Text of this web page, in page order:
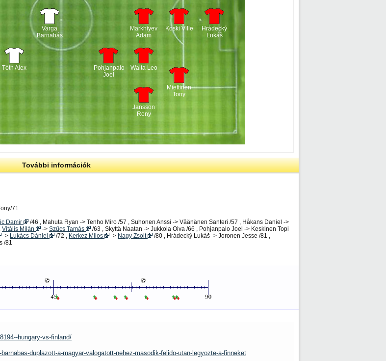
Tóth Alex
Varga
Barnabás
Hrádecký
Lukáš
Miettinen
Tony
Koski Ville
Jansson
Rony
Walta Leo
Markhiyev
Adam
Pohjanpalo
Joel
További információk
71
Damir
/46 , Mahuta Ryan -> Tenho Miro /57 , Suhonen Anssi -> Väänänen Santeri /57 , Håkans Daniel ->
Vitális Milán -> Szűcs Tamás
/63 , Skyttä Naatan -> Jukkola Oiva /66 , Pohjanpalo Joel -> Keskinen Topi
-> Lukács Dániel /72 , Kerkez Milos -> Nagy Zsolt
/80 , Hrádecký Lukáš -> Joronen Jesse /81 ,
/81
hungary-vs-finland/
duplazott-a-magyar-valogatott-nehez-masodik-felido-utan-legyozte-a-finneket